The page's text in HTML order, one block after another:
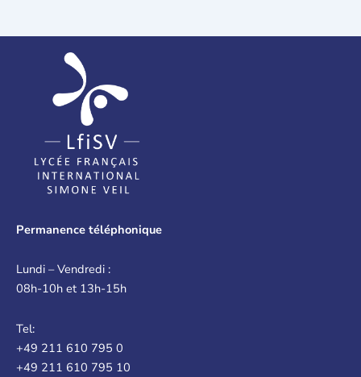
Permanence téléphonique
Lundi – Vendredi :
08h-10h et 13h-15h
Tel:
+49 211 610 795 0
+49 211 610 795 10